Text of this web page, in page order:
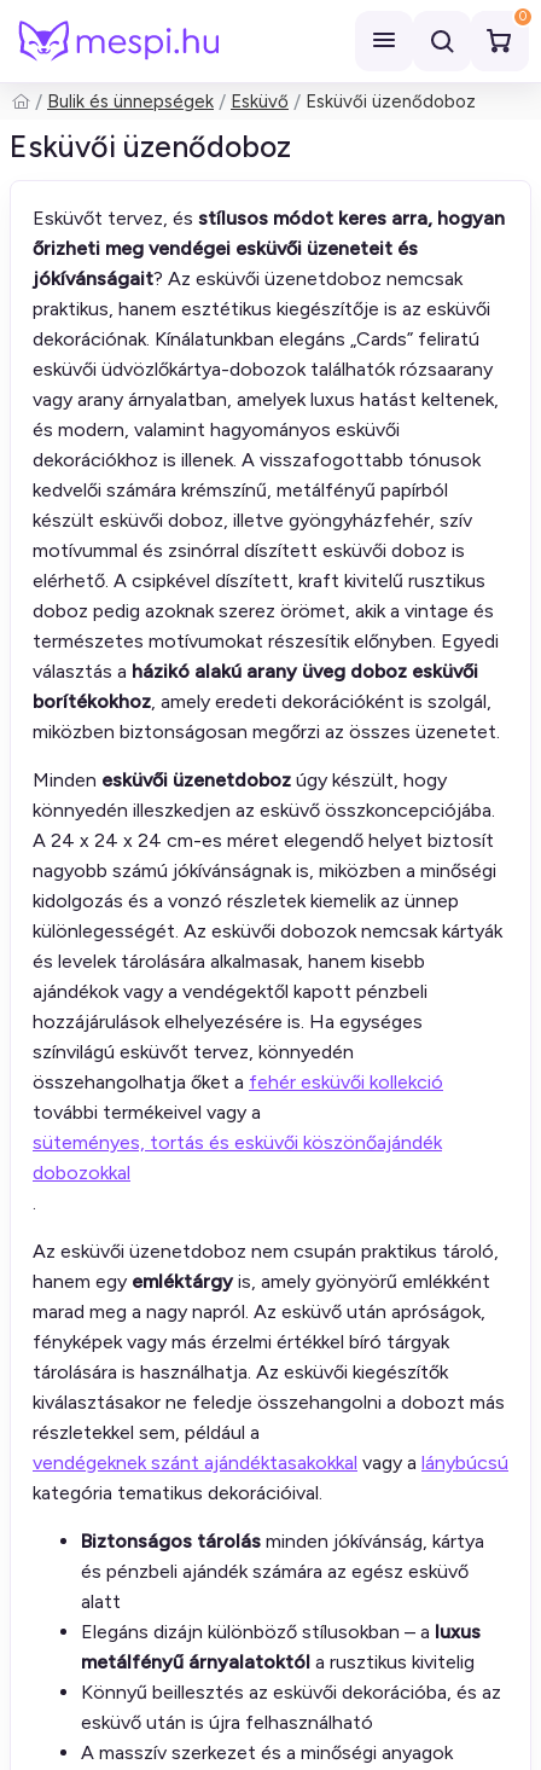
0
Keresés
Bulik és ünnepségek Esküvő Esküvői üzenődoboz
Esküvői üzenődoboz
Esküvőt tervez, és stílusos módot keres arra, hogyan
őrizheti meg vendégei esküvői üzeneteit és
jókívánságait? Az esküvői üzenetdoboz nemcsak
praktikus, hanem esztétikus kiegészítője is az esküvői
dekorációnak. Kínálatunkban elegáns „Cards” feliratú
esküvői üdvözlőkártya-dobozok találhatók rózsaarany
vagy arany árnyalatban, amelyek luxus hatást keltenek,
és modern, valamint hagyományos esküvői
dekorációkhoz is illenek. A visszafogottabb tónusok
kedvelői számára krémszínű, metálfényű papírból
készült esküvői doboz, illetve gyöngyházfehér, szív
motívummal és zsinórral díszített esküvői doboz is
elérhető. A csipkével díszített, kraft kivitelű rusztikus
doboz pedig azoknak szerez örömet, akik a vintage és
természetes motívumokat részesítik előnyben. Egyedi
választás a házikó alakú arany üveg doboz esküvői
borítékokhoz, amely eredeti dekorációként is szolgál,
miközben biztonságosan megőrzi az összes üzenetet.
Minden esküvői üzenetdoboz úgy készült, hogy
könnyedén illeszkedjen az esküvő összkoncepciójába.
A 24 x 24 x 24 cm-es méret elegendő helyet biztosít
nagyobb számú jókívánságnak is, miközben a minőségi
kidolgozás és a vonzó részletek kiemelik az ünnep
különlegességét. Az esküvői dobozok nemcsak kártyák
és levelek tárolására alkalmasak, hanem kisebb
ajándékok vagy a vendégektől kapott pénzbeli
hozzájárulások elhelyezésére is. Ha egységes
színvilágú esküvőt tervez, könnyedén
összehangolhatja őket a fehér esküvői kollekció
további termékeivel vagy a
süteményes, tortás és esküvői köszönőajándék
dobozokkal
.
Az esküvői üzenetdoboz nem csupán praktikus tároló,
hanem egy emléktárgyis, amely gyönyörű emlékként
marad meg a nagy napról. Az esküvő után apróságok,
fényképek vagy más érzelmi értékkel bíró tárgyak
tárolására is használhatja. Az esküvői kiegészítők
kiválasztásakor ne feledje összehangolni a dobozt más
részletekkel sem, például a
vendégeknek szánt ajándéktasakokkal vagy a lánybúcsú
kategória tematikus dekorációival.
Biztonságos tárolás minden jókívánság, kártya
és pénzbeli ajándék számára az egész esküvő
alatt
Elegáns dizájn különböző stílusokban – a luxus
metálfényű árnyalatoktól a rusztikus kivitelig
Könnyű beillesztés az esküvői dekorációba, és az
esküvő után is újra felhasználható
A masszív szerkezet és a minőségi anyagok